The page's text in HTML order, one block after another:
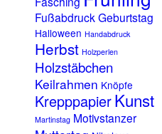
Fußabdruck Geburtstag
Halloween Handabdruck
Herbst Holzperlen
Holzstäbchen
Keilrahmen Knöpfe
KrepppapierKunst
Martinstag Motivstanzer